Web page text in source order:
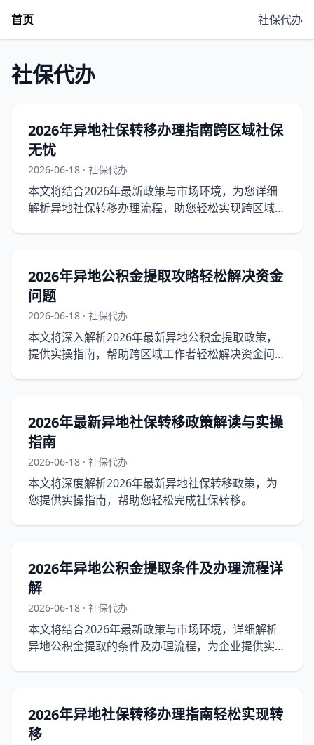
首页 社保代办
社保代办
2026年异地社保转移办理指南跨区域社保
无忧
2026-06-18 · 社保代办
本文将结合2026年最新政策与市场环境，为您详细
解析异地社保转移办理流程，助您轻松实现跨区域社
2026年异地公积金提取攻略轻松解决资金
问题
2026-06-18 · 社保代办
本文将深入解析2026年最新异地公积金提取政策，
提供实操指南，帮助跨区域工作者轻松解决资金问
2026年最新异地社保转移政策解读与实操
指南
2026-06-18 · 社保代办
本文将深度解析2026年最新异地社保转移政策，为
您提供实操指南，帮助您轻松完成社保转移。
2026年异地公积金提取条件及办理流程详
解
2026-06-18 · 社保代办
本文将结合2026年最新政策与市场环境，详细解析
异地公积金提取的条件及办理流程，为企业提供实操
2026年异地社保转移办理指南轻松实现转
移